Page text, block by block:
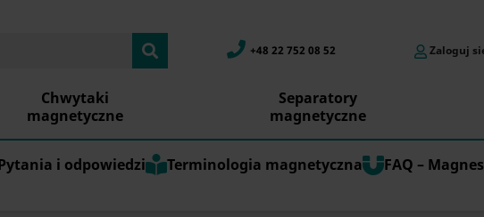
+48 22 752 08 52 Zaloguj
Chwytaki
magnetyczne
Separatory
magnetyczne
i odpowiedzi Terminologia magnetyczna FAQ –